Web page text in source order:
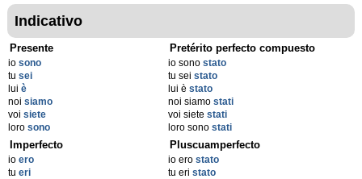
Indicativo
Presente
io sono
tu sei
lui è
noi siamo
voi siete
loro sono
Pretérito perfecto compuesto
io sonostato
tu seistato
lui èstato
noi siamostati
voi sietestati
loro sonostati
Imperfecto
io ero
tu eri
Pluscuamperfecto
io erostato
tu eristato